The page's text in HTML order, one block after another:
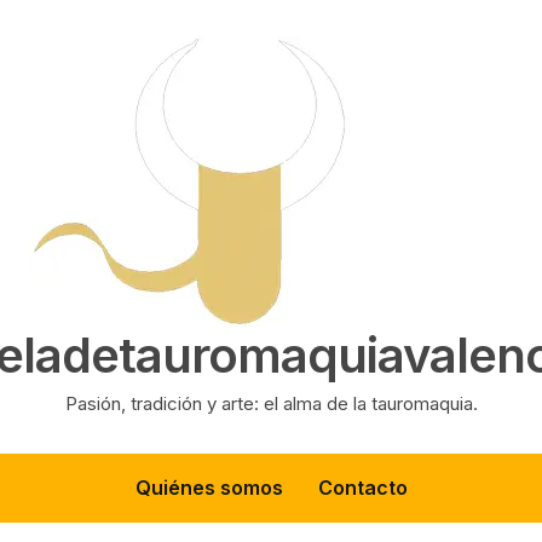
Pasión, tradición y arte: el alma de la tauromaquia.
Quiénes somos Contacto